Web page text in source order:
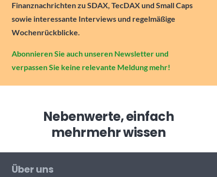
Finanznachrichten zu SDAX, TecDAX und Small Caps
sowie interessante Interviews und regelmäßige
Wochenrückblicke.
Abonnieren Sie auch unseren Newsletter und
verpassen Sie keine relevante Meldung mehr!
Nebenwerte, einfach
mehrmehr wissen
Über uns